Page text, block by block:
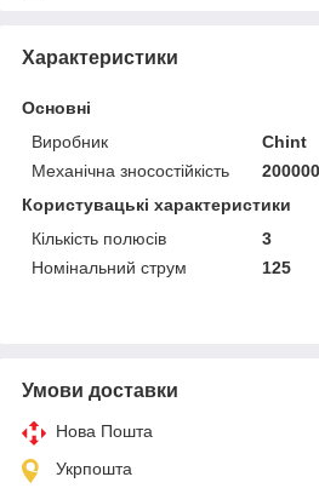
Характеристики
Основні
Виробник
Chint
Механічна зносостійкість
Користувацькі характеристики
Кількість полюсів
3
Номінальний струм
125
Умови доставки
Нова Пошта
Укрпошта